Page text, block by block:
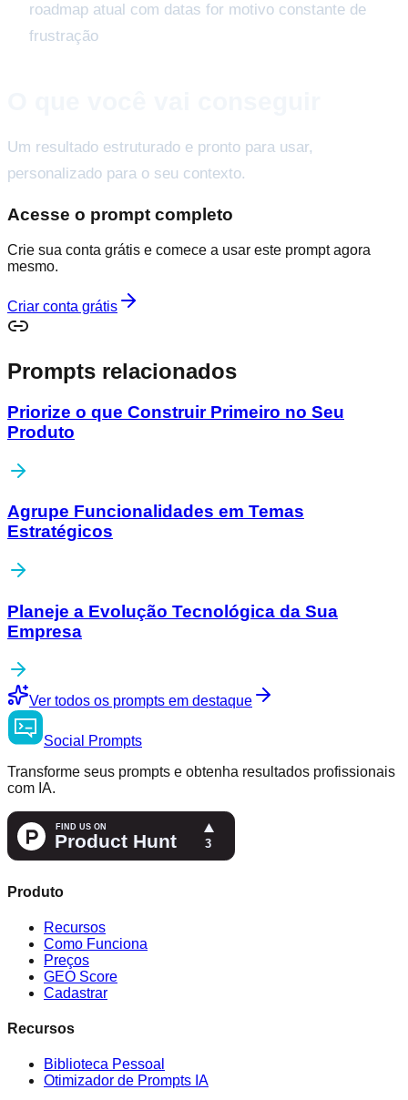
roadmap atual com datas for motivo constante de
frustração
Um resultado estruturado e pronto para usar,
personalizado para o seu contexto.
Acesse o prompt completo
Crie sua conta grátis e comece a usar este prompt agora
mesmo.
Criar conta grátis
Prompts relacionados
Priorize o que Construir Primeiro no Seu
Produto
Agrupe Funcionalidades em Temas
Estratégicos
Planeje a Evolução Tecnológica da Sua
Empresa
Ver todos os prompts em destaque
Social
Prompts
Transforme seus prompts e obtenha resultados profissionais
com IA.
Produto
Recursos
Como Funciona
Preços
GEO Score
Cadastrar
Recursos
Biblioteca Pessoal
Otimizador de Prompts IA